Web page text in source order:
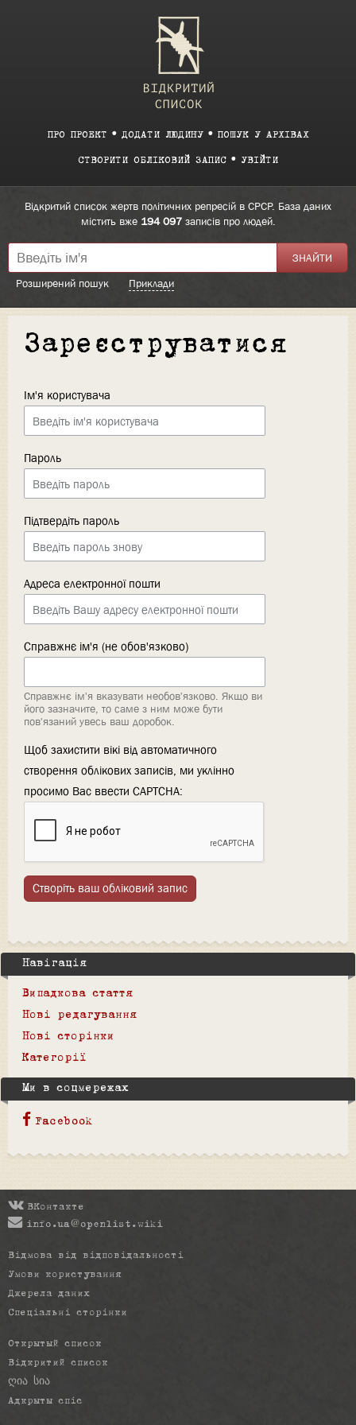
ПРО ПРОЕКТ ДОДАТИ ЛЮДИНУ ПОШУК У АРХІВАХ
СТВОРИТИ ОБЛІКОВИЙ ЗАПИС УВІЙТИ
Відкритий список жертв політичних репресій в СРСР. База даних
містить вже 194 097записів про людей.
Розширений пошук Приклади
Зареєструватися
Ім'я користувача
Пароль
Підтвердіть пароль
Адреса електронної пошти
Справжнє ім'я (не обов'язково)
Справжнє ім'я вказувати необов'язково. Якщо ви
його зазначите, то саме з ним може бути
пов'язаний увесь ваш доробок.
Щоб захистити вікі від автоматичного
створення облікових записів, ми уклінно
просимо Вас ввести CAPTCHA:
Створіть ваш обліковий запис
Навігація
Випадкова стаття
Нові редагування
Нові сторінки
Категорії
Ми в соцмережах
Facebook
ВКонтакте
info.ua@openlist.wiki
Відмова від відповідальності
Умови користування
Джерела даних
Спеціальні сторінки
Открытый список
Відкритий список
ღია სია
Адкрыты спіс